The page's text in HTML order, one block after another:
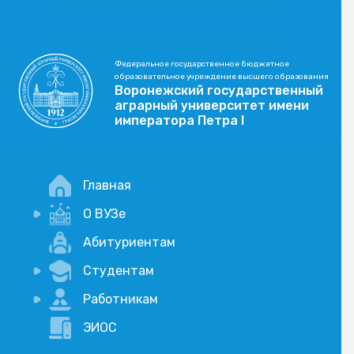
Федеральное государственное бюджетное
образовательное учреждение высшего образования
Воронежский государственный
аграрный университет имени
императора Петра I
Главная
О ВУЗе
Новости
Учебный процесс
Научная деятельность
Абитуриентам
Студентам
Портал дистанционого обучения
Академические отпуска
Работникам
Внимание, опрос!
ЭИОС